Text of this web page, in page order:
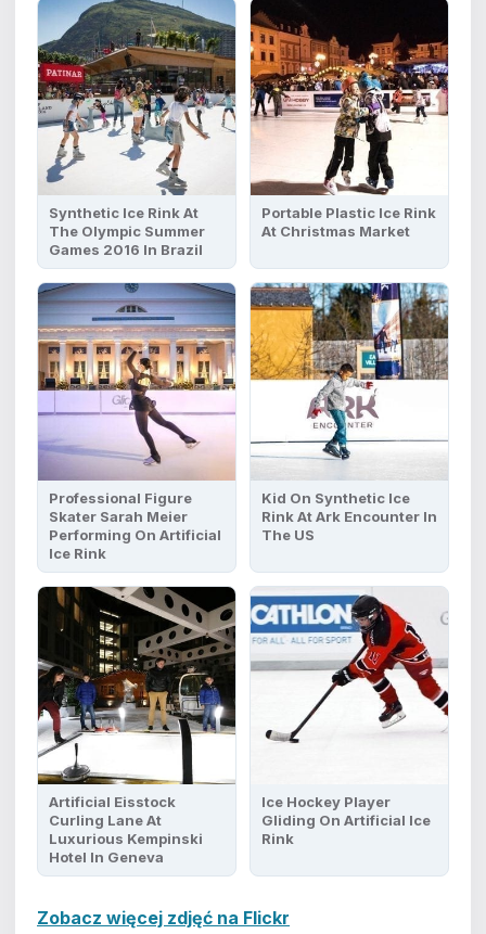
Synthetic Ice Rink At
The Olympic Summer
Games 2016 In Brazil
Portable Plastic Ice Rink
At Christmas Market
Professional Figure
Skater Sarah Meier
Performing On Artificial
Ice Rink
Kid On Synthetic Ice
Rink At Ark Encounter In
The US
Artificial Eisstock
Curling Lane At
Luxurious Kempinski
Hotel In Geneva
Ice Hockey Player
Gliding On Artificial Ice
Rink
Zobacz więcej zdjęć na Flickr